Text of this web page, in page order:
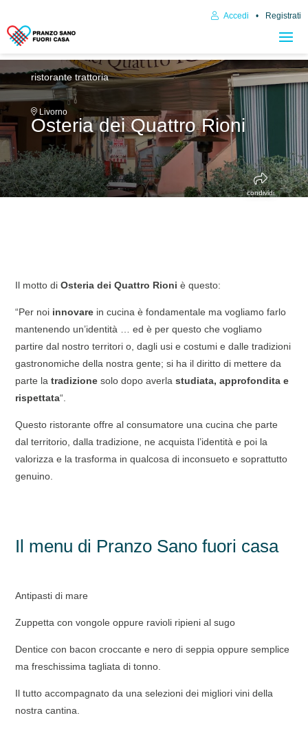
Accedi Registrati
ristorante trattoria
Livorno
Osteria dei Quattro Rioni
condividi
Il motto diOsteria dei Quattro Rioni è questo:
“Per noi innovare in cucina è fondamentale ma vogliamo farlo
mantenendo un’identità … ed è per questo che vogliamo
partire dal nostro territori o, dagli usi e costumi e dalle tradizioni
gastronomiche della nostra gente; si ha il diritto di mettere da
parte latradizione solo dopo averlastudiata, approfondita e
rispettata“.
Questo ristorante offre al consumatore una cucina che parte
dal territorio, dalla tradizione, ne acquista l’identità e poi la
valorizza e la trasforma in qualcosa di inconsueto e soprattutto
genuino.
Il menu di Pranzo Sano fuori casa
Antipasti di mare
Zuppetta con vongole oppure ravioli ripieni al sugo
Dentice con bacon croccante e nero di seppia oppure semplice
ma freschissima tagliata di tonno.
Il tutto accompagnato da una selezioni dei migliori vini della
nostra cantina.